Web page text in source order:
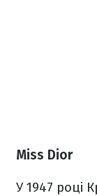
Miss Dior
У 1947 році